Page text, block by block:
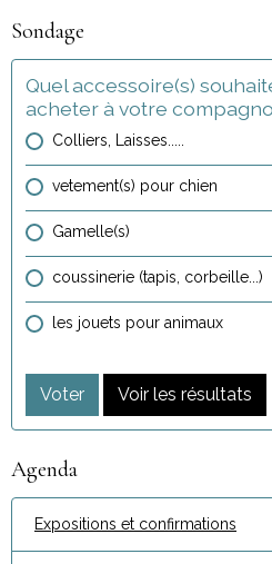
Sondage
Quel accessoire(s)
acheter à votre
Colliers, Laisses.....
vetement(s) pour chien
Gamelle(s)
coussinerie (tapis, corbeille...)
les jouets pour animaux
Voter Voir les résultats
Agenda
Expositions et confirmations